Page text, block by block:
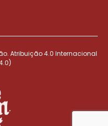
Atribuição 4.0 Internacional